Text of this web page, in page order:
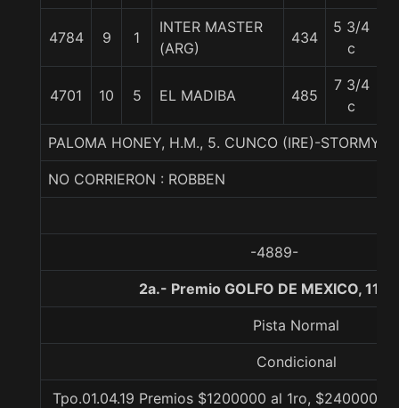
4784 9 1
INTER MASTER
(ARG)
434
5 3/4
c
4701 10 5 EL MADIBA 485
7 3/4
c
PALOMA HONEY, H.M., 5. CUNCO (IRE)-STORMY
NO CORRIERON : ROBBEN
-4889-
2a.- Premio GOLFO DE MEXICO,
Pista Normal
Condicional
Tpo.01.04.19 Premios $1200000 al 1ro, $240000